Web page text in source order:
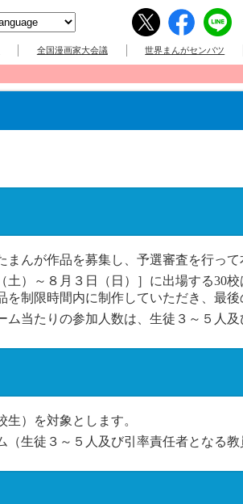
全国漫画家大会議 世界まんがセンバツ
んが作品を募集し、予選審査を行って
）～８月３日（日）］に出場する30
制限時間内に制作していただき、最
当たりの参加人数は、生徒３～５人及
）を対象とします。
生徒３～５人及び引率責任者となる教